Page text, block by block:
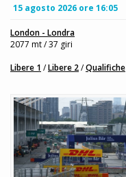
15 agosto 2026 ore 16:05
London - Londra
2077 mt / 37 giri
Libere 1 /Libere 2/Qualifiche